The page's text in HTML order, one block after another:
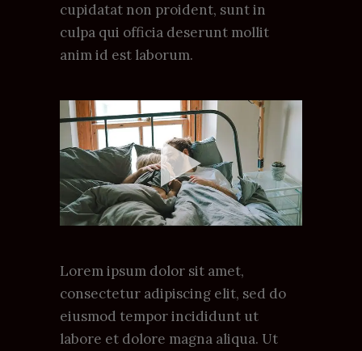
cupidatat non proident, sunt in
culpa qui officia deserunt mollit
anim id est laborum.
Lorem ipsum dolor sit amet,
consectetur adipiscing elit, sed do
eiusmod tempor incididunt ut
labore et dolore magna aliqua. Ut